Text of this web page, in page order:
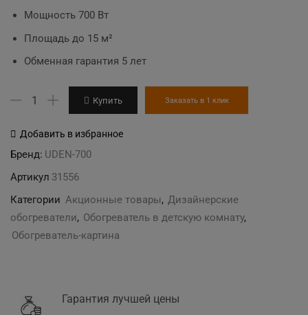
price
Мощность 700 Вт
Площадь до 15 м²
Обменная гарантия 5 лет
Количество
"Зайчата"
дизайн-
Купить Заказать в 1 клик
Добавить в избранное
Бренд: UDEN-700
Артикул 31556
Категории Акционные товары, Дизайнерские
обогреватели, Обогреватель в детскую комнату,
Обогреватель-картина
Гарантия лучшей цены